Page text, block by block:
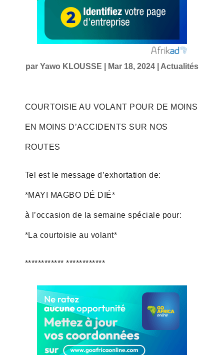
par Yawo KLOUSSE Mar 18, 2024| Actualités
COURTOISIE AU VOLANT POUR DE MOINS
EN MOINS D’ACCIDENTS SUR NOS
ROUTES
Tel est le message d’exhortation de:
*MAYI MAGBO DÉ DIÉ*
à l’occasion de la semaine spéciale pour:
*La courtoisie au volant*
************ ************